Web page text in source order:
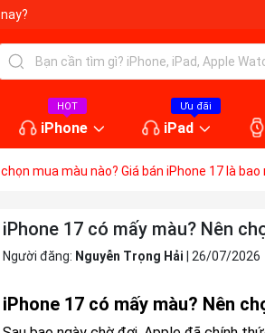
HOT
iPhone
Ưu đãi
iPad
mua màu nào? Giá bán iPhone 17 là bao
iPhone 17 có mấy màu? Nên
Người đăng: Nguyễn Trọng Hải 26/07/2026
iPhone 17 có mấy màu? Nên